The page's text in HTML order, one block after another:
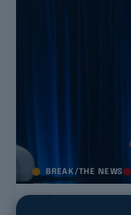
BREAK/THE NEWS